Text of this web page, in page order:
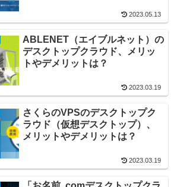
2023.05.13
ABLENET（エイブルネット）の
デスクトップクラウド、メリッ
トやデメリットは？
2023.03.19
さくらのVPSのデスクトップク
ラウド（仮想デスクトップ）、
メリットやデメリットは？
2023.03.19